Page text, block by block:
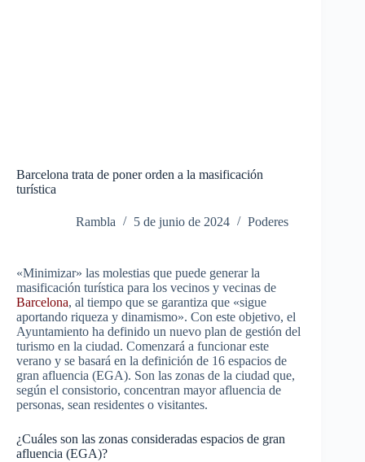
Barcelona trata de poner orden a la masificación
turística
Rambla 5 de junio de 2024 Poderes
«Minimizar» las molestias que puede generar la
masificación turística para los vecinos y vecinas de
Barcelona, ​​al tiempo que se garantiza que «sigue
aportando riqueza y dinamismo». Con este objetivo, el
Ayuntamiento ha definido un nuevo plan de gestión del
turismo en la ciudad. Comenzará a funcionar este
verano y se basará en la definición de 16 espacios de
gran afluencia (EGA). Son las zonas de la ciudad que,
según el consistorio, concentran mayor afluencia de
personas, sean residentes o visitantes.
¿Cuáles son las zonas consideradas espacios de gran
afluencia (EGA)?